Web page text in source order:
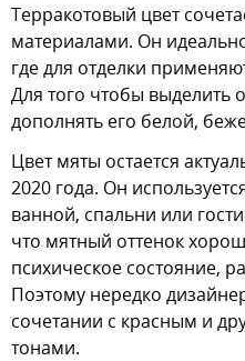
Терракотовый цвет
материалами. Он
где для отделки
Для того чтобы выделить
дополнять его белой,
Цвет мяты остается
2020 года. Он
ванной, спальни или
что мятный оттенок
психическое состояние,
Поэтому нередко
сочетании с красным и
тонами.